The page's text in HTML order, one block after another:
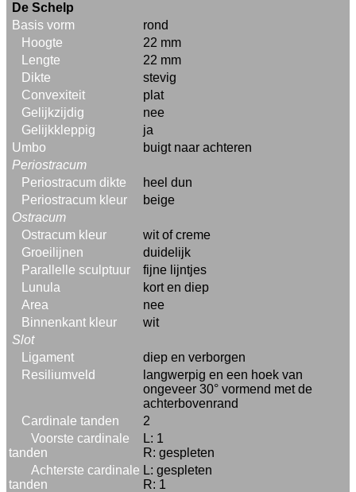
De Schelp
Basis vorm
rond
Hoogte
22 mm
Lengte
22 mm
Dikte
stevig
Convexiteit
plat
Gelijkzijdig
nee
Gelijkkleppig
ja
Umbo
buigt naar achteren
Periostracum
Periostracum dikte
heel dun
Periostracum kleur
beige
Ostracum
Ostracum kleur
wit of creme
Groeilijnen
duidelijk
Parallelle sculptuur
fijne lijntjes
Lunula
kort en diep
Area
nee
Binnenkant kleur
wit
Slot
Ligament
diep en verborgen
Resiliumveld
langwerpig en een hoek van
ongeveer 30° vormend met de
achterbovenrand
Cardinale tanden
2
Voorste cardinale
tanden
L: 1
R: gespleten
Achterste cardinale
tanden
L: gespleten
R: 1